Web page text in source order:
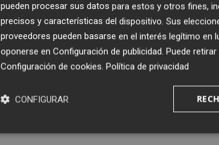
pueden procesar sus datos para estos y otros fines,
precisos y características del dispositivo. Sus
proveedores pueden basarse en el interés legítimo en
oponerse en Configuración de publicidad. Puede
Configuración de cookies. Política de privacidad
CONFIGURAR